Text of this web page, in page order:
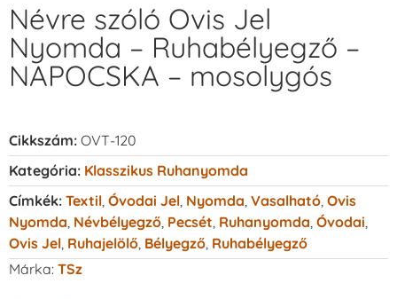
Névre szóló Ovis Jel
Nyomda – Ruhabélyegző –
NAPOCSKA – mosolygós
Cikkszám: OVT-120
Kategória: Klasszikus Ruhanyomda
Címkék: Textil, Óvodai Jel, Nyomda, Vasalható, Ovis
Nyomda, Névbélyegző, Pecsét, Ruhanyomda, Óvodai,
Ovis Jel, Ruhajelölő, Bélyegző, Ruhabélyegző
Márka: TSz